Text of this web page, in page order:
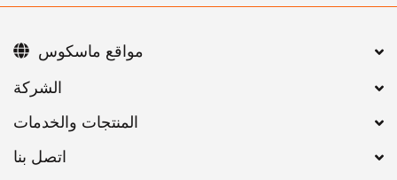
اتصل بنا
مواقع ماسكوس